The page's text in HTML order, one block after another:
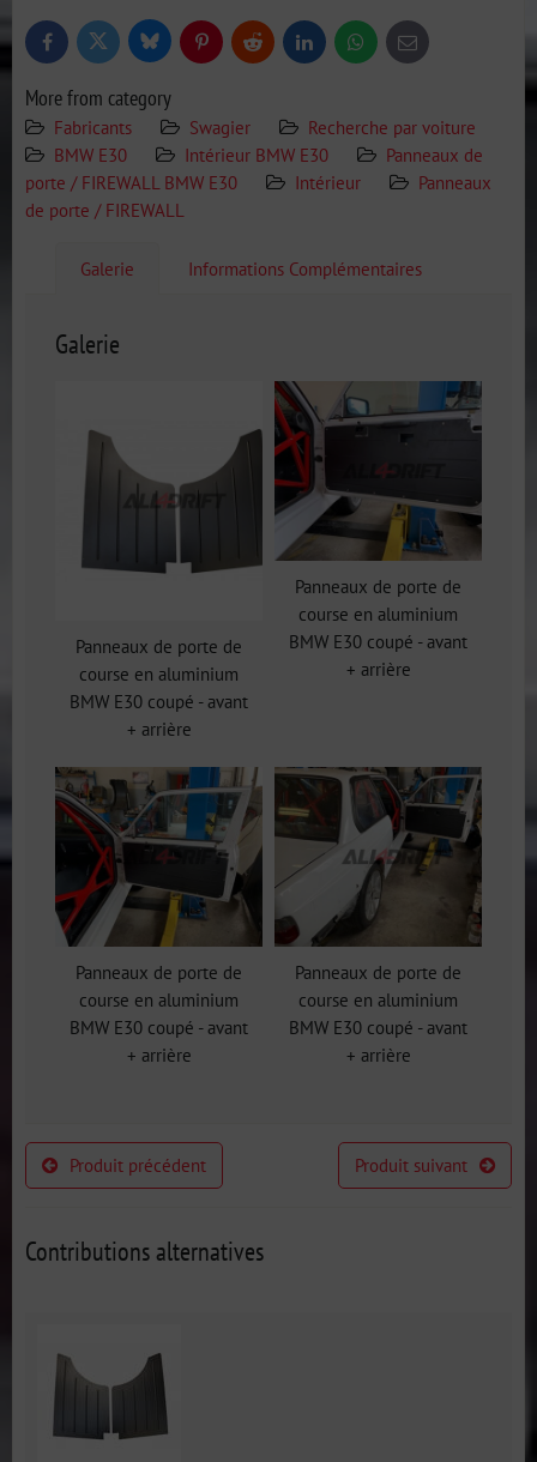
FacebookTwitter BlueskyPinterestReddit LinkedInWhatsApp
E-
mail
More from category
Fabricants Swagier
Recherche par voiture
BMW E30
Intérieur BMW E30
Panneaux de
porte / FIREWALL BMW E30
Intérieur
Panneaux
de porte / FIREWALL
Galerie Informations Complémentaires
Galerie
Panneaux de porte de
course en aluminium
BMW E30 coupé - avant
+ arrière
Panneaux de porte de
course en aluminium
BMW E30 coupé - avant
+ arrière
Panneaux de porte de
course en aluminium
BMW E30 coupé - avant
+ arrière
Panneaux de porte de
course en aluminium
BMW E30 coupé - avant
+ arrière
Produit précédent Produit suivant
Contributions alternatives